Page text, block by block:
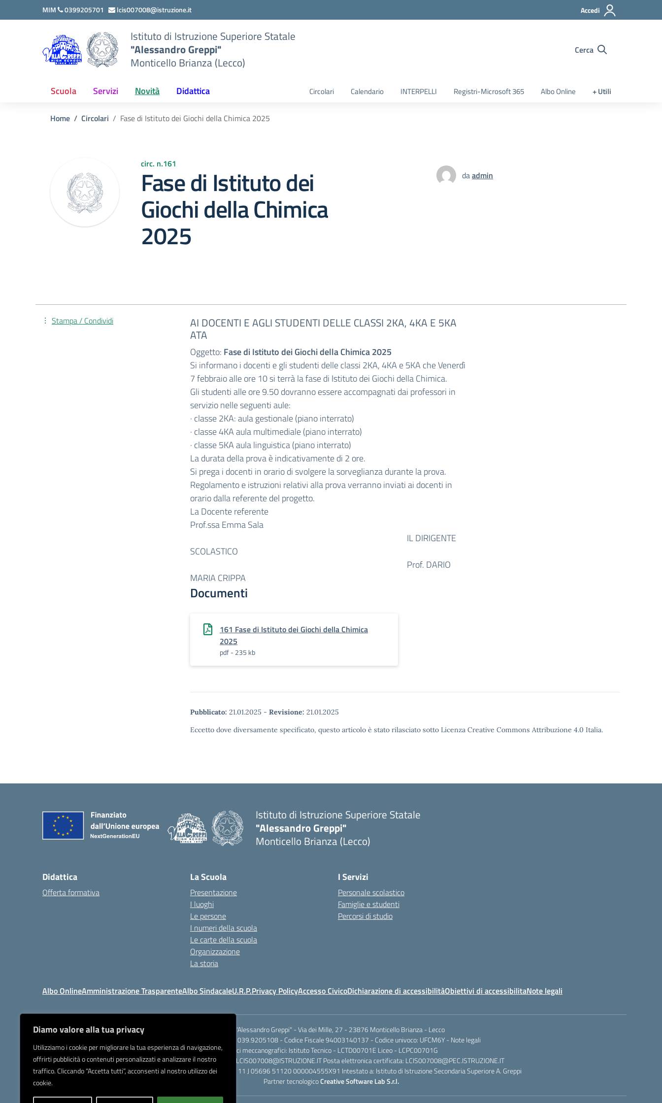
Diamo valore alla tua privacy
Utilizziamo i cookie per migliorare la tua esperienza di navigazione,
offrirti pubblicità o contenuti personalizzati e analizzare il nostro
traffico. Cliccando “Accetta tutti”, acconsenti al nostro utilizzo dei
cookie.
Vai ai contenuti
Vai al menu di navigazione
MIM 0399205701 lcis007008@istruzione.it Accedi
Istituto di Istruzione Superiore Statale
"Alessandro Greppi"
Monticello Brianza (Lecco)
Cerca
Scuola Servizi Novità Didattica Circolari Calendario INTERPELLI Registri-Microsoft 365 Albo Online + Utili
Home Circolari Fase di Istituto dei Giochi della Chimica 2025
circ. n.161
Fase di Istituto dei
Giochi della Chimica
2025
daadmin
AI DOCENTI E AGLI STUDENTI DELLE CLASSI 2KA, 4KA E 5KA
ATA
Oggetto: Fase di Istituto dei Giochi della Chimica 2025
Si informano i docenti e gli studenti delle classi 2KA, 4KA e 5KA che Venerdì
7 febbraio alle ore 10 si terrà la fase di Istituto dei Giochi della Chimica.
Gli studenti alle ore 9.50 dovranno essere accompagnati dai professori in
servizio nelle seguenti aule:
· classe 2KA: aula gestionale (piano interrato)
· classe 4KA aula multimediale (piano interrato)
· classe 5KA aula linguistica (piano interrato)
La durata della prova è indicativamente di 2 ore.
Si prega i docenti in orario di svolgere la sorveglianza durante la prova.
Regolamento e istruzioni relativi alla prova verranno inviati ai docenti in
orario dalla referente del progetto.
La Docente referente
Prof.ssa Emma Sala
IL DIRIGENTE
SCOLASTICO
Prof. DARIO
MARIA CRIPPA
Documenti
161 Fase di Istituto dei Giochi della Chimica
2025
pdf - 235 kb
Pubblicato: 21.01.2025 - Revisione: 21.01.2025
Eccetto dove diversamente specificato, questo articolo è stato rilasciato sotto Licenza Creative Commons Attribuzione 4.0 Italia.
Stampa / Condividi
Istituto di Istruzione Superiore Statale
"Alessandro Greppi"
Monticello Brianza (Lecco)
Didattica
Offerta formativa
La Scuola
Presentazione
I luoghi
Le persone
I numeri della scuola
Le carte della scuola
Organizzazione
La storia
I Servizi
Personale scolastico
Famiglie e studenti
Percorsi di studio
Albo OnlineAmministrazione TrasparenteAlbo SindacaleU.R.P.Privacy PolicyAccesso CivicoDichiarazione di accessibilitàObiettivi di accessibilitaNote legali
I.I.S.S. "Alessandro Greppi" - Via dei Mille, 27 - 23876 Monticello Brianza - Lecco
Tel 039.9205701 / 039.9205108 - Codice Fiscale 94003140137 - Codice univoco: UFCM6Y - Note legali
Codici meccanografici: Istituto Tecnico - LCTD00701E Liceo - LCPC00701G
Posta elettronica ordinaria: LCIS007008@ISTRUZIONE.IT Posta elettronica certificata: LCIS007008@PEC.ISTRUZIONE.IT
IBAN Banca Popolare di Sondrio IT 11 J 05696 51120 000004555X91 Intestato a: Istituto di Istruzione Secondaria Superiore A. Greppi
Partner tecnologicoCreative Software Lab S.r.l.